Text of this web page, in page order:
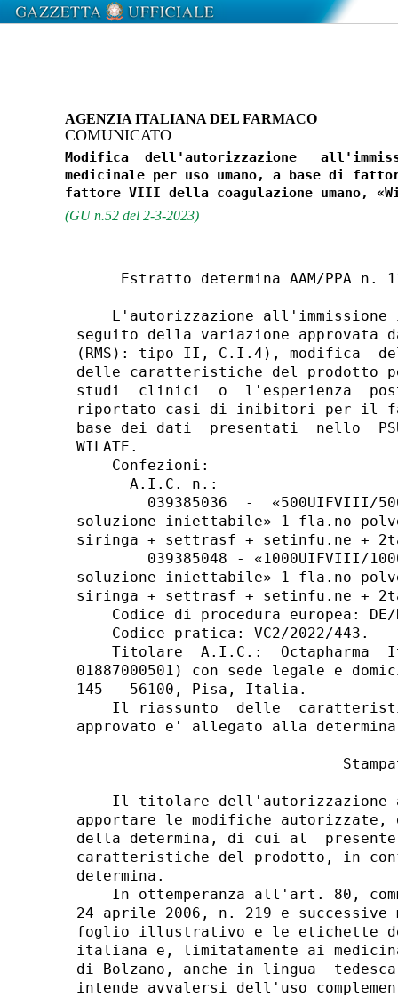
AGENZIA ITALIANA DEL FARMACO
COMUNICATO
Modifica  dell'autorizzazione
medicinale per uso umano, a base di
(GU n.52 del 2-3-2023)
Estratto determina AAM/PPA n.
L'autorizzazione all'immissione
seguito della variazione approvata
(RMS): tipo II, C.I.4), modifica
delle caratteristiche del prodotto
studi  clinici  o  l'esperienza
riportato casi di inibitori per il
base dei dati  presentati  nello
WILATE.
    Confezioni:
      A.I.C. n.:
039385036  -  «500UIFVIII/
soluzione iniettabile» 1 fla.no
siringa + settrasf + setinfu.ne +
039385048 - «1000UIFVIII/
soluzione iniettabile» 1 fla.no
siringa + settrasf + setinfu.ne +
Codice di procedura europea:
    Codice pratica: VC2/2022/443.
Titolare  A.I.C.:  Octapharma
01887000501) con sede legale e
145 - 56100, Pisa, Italia.
Il riassunto  delle
approvato e' allegato alla
Il titolare dell'autorizzazione
apportare le modifiche
della determina, di cui al
caratteristiche del prodotto, in
determina.
In ottemperanza all'art. 80,
24 aprile 2006, n. 219 e
foglio illustrativo e le etichette
italiana e, limitatamente ai
di Bolzano, anche in lingua
intende avvalersi dell'uso